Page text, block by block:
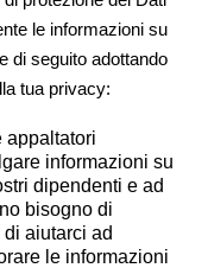
le informazioni su
di seguito adottando
tua privacy:
appaltatori
informazioni su
dipendenti e ad
bisogno di
aiutarci ad
le informazioni